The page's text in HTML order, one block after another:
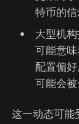
特币的信
大型机
可能意
配置偏
可能会被
这一动态可能